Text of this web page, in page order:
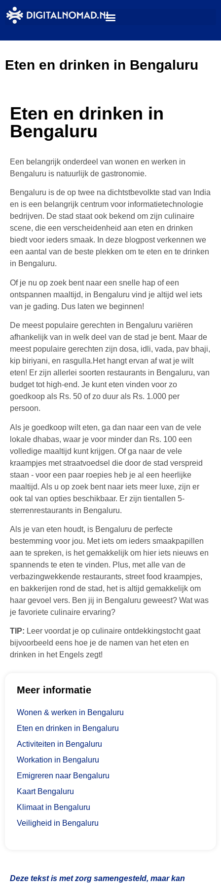
Eten en drinken in Bengaluru
Eten en drinken in
Bengaluru
Een belangrijk onderdeel van wonen en werken in
Bengaluru is natuurlijk de gastronomie.
Bengaluru is de op twee na dichtstbevolkte stad van India
en is een belangrijk centrum voor informatietechnologie
bedrijven. De stad staat ook bekend om zijn culinaire
scene, die een verscheidenheid aan eten en drinken
biedt voor ieders smaak. In deze blogpost verkennen we
een aantal van de beste plekken om te eten en te drinken
in Bengaluru.
Of je nu op zoek bent naar een snelle hap of een
ontspannen maaltijd, in Bengaluru vind je altijd wel iets
van je gading. Dus laten we beginnen!
De meest populaire gerechten in Bengaluru variëren
afhankelijk van in welk deel van de stad je bent. Maar de
meest populaire gerechten zijn dosa, idli, vada, pav bhaji,
kip biriyani, en rasgulla.Het hangt ervan af wat je wilt
eten! Er zijn allerlei soorten restaurants in Bengaluru, van
budget tot high-end. Je kunt eten vinden voor zo
goedkoop als Rs. 50 of zo duur als Rs. 1.000 per
persoon.
Als je goedkoop wilt eten, ga dan naar een van de vele
lokale dhabas, waar je voor minder dan Rs. 100 een
volledige maaltijd kunt krijgen. Of ga naar de vele
kraampjes met straatvoedsel die door de stad verspreid
staan - voor een paar roepies heb je al een heerlijke
maaltijd. Als u op zoek bent naar iets meer luxe, zijn er
ook tal van opties beschikbaar. Er zijn tientallen 5-
sterrenrestaurants in Bengaluru.
Als je van eten houdt, is Bengaluru de perfecte
bestemming voor jou. Met iets om ieders smaakpapillen
aan te spreken, is het gemakkelijk om hier iets nieuws en
spannends te eten te vinden. Plus, met alle van de
verbazingwekkende restaurants, street food kraampjes,
en bakkerijen rond de stad, het is altijd gemakkelijk om
haar gevoel vers. Ben jij in Bengaluru geweest? Wat was
je favoriete culinaire ervaring?
TIP: Leer voordat je op culinaire ontdekkingstocht gaat
bijvoorbeeld eens hoe je de namen van het eten en
drinken in het Engels zegt!
Meer informatie
Wonen & werken in Bengaluru
Eten en drinken in Bengaluru
Activiteiten in Bengaluru
Workation in Bengaluru
Emigreren naar Bengaluru
Kaart Bengaluru
Klimaat in Bengaluru
Veiligheid in Bengaluru
Deze tekst is met zorg samengesteld, maar kan